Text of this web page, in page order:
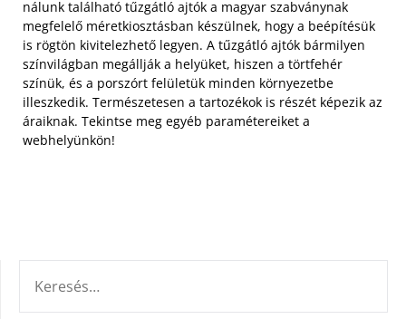
nálunk található tűzgátló ajtók a magyar szabványnak
megfelelő méretkiosztásban készülnek, hogy a beépítésük
is rögtön kivitelezhető legyen. A tűzgátló ajtók bármilyen
színvilágban megállják a helyüket, hiszen a törtfehér
színük, és a porszórt felületük minden környezetbe
illeszkedik. Természetesen a tartozékok is részét képezik az
áraiknak. Tekintse meg egyéb paramétereiket a
webhelyünkön!